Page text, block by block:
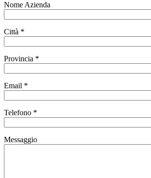
Nome Azienda
Città *
Provincia *
Email *
Telefono *
Messaggio